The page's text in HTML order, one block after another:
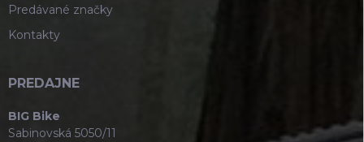
Predávané značky
Kontakty
PREDAJNE
BIG Bike
Sabinovská 5050/11